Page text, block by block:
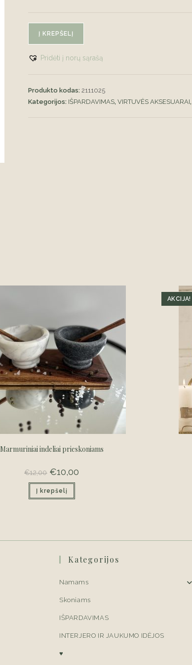
dangteliu
Į KREPŠELĮ
Pridėti į norų sąrašą
Produkto kodas: 2111025
Kategorijos: IŠPARDAVIMAS, VIRTUVĖS AKSESUARAI,
Marmuriniai indeliai prieskoniams
€12,00 Original
price
was:
€12,00.
€10,00
Į krepšelį
AKCIJA!
Kategorijos
Namams
Skoniams
IŠPARDAVIMAS
INTERJERO IR JAUKUMO IDĖJOS
♥